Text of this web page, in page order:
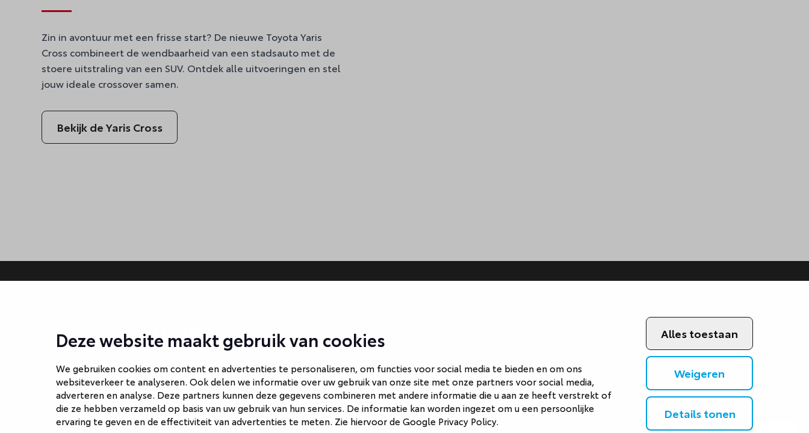
Deze website maakt gebruik van cookies
We gebruiken cookies om content en advertenties te personaliseren, om functies voor social media te bieden en om ons
websiteverkeer te analyseren. Ook delen we informatie over uw gebruik van onze site met onze partners voor social media,
adverteren en analyse. Deze partners kunnen deze gegevens combineren met andere informatie die u aan ze heeft verstrekt of
die ze hebben verzameld op basis van uw gebruik van hun services. De informatie kan worden ingezet om u een persoonlijke
ervaring te geven en de effectiviteit van advertenties te meten. Zie hiervoor deGoogle Privacy Policy.
Alles toestaan
Weigeren
Details tonen
Zin in avontuur met een frisse start? De nieuwe Toyota Yaris
Cross combineert de wendbaarheid van een stadsauto met de
stoere uitstraling van een SUV. Ontdek alle uitvoeringen en stel
jouw ideale crossover samen.
Bekijk de Yaris Cross
Waarom Van Gent